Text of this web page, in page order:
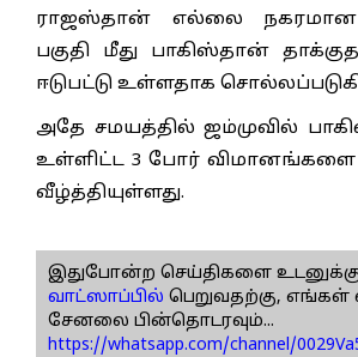
ராஜஸ்தான் எல்லை
பகுதி மீது பாகிஸ்தான்
ஈடுபட்டு உள்ளதாக
அதே சமயத்தில் ஜம்முவில்
உள்ளிட்ட 3 போர் விமானங்களை
வீழ்த்தியுள்ளது.
இதுபோன்ற செய்திகளை
வாட்ஸாப்பில் பெறுவதற்கு, எங்கள்
சேனலை பின்தொடரவும்...
https://whatsapp.com/channel/